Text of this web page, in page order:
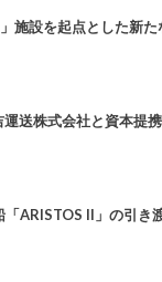
施設を起点とした新た
送株式会社と資本提
ARISTOS II」の引き